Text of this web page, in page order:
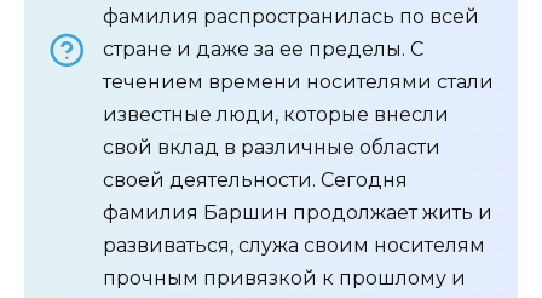
фамилия распространилась по всей
стране и даже за ее пределы. С
течением времени носителями стали
известные люди, которые внесли
свой вклад в различные области
своей деятельности. Сегодня
фамилия Баршин продолжает жить и
развиваться, служа своим носителям
прочным привязкой к прошлому и